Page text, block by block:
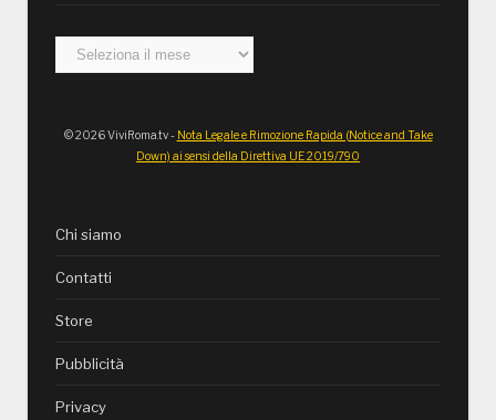
Archivi
© 2026 ViviRoma.tv - Nota Legale e Rimozione Rapida (Notice and Take
Down) ai sensi della Direttiva UE 2019/790
Chi siamo
Contatti
Store
Pubblicità
Privacy